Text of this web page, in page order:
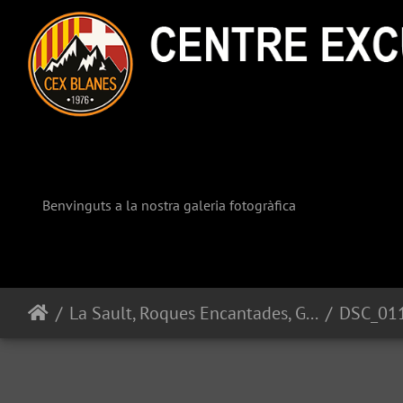
Benvinguts a la nostra galeria fotogràfica
La Sault, Roques Encantades, Gorgs del Brugent